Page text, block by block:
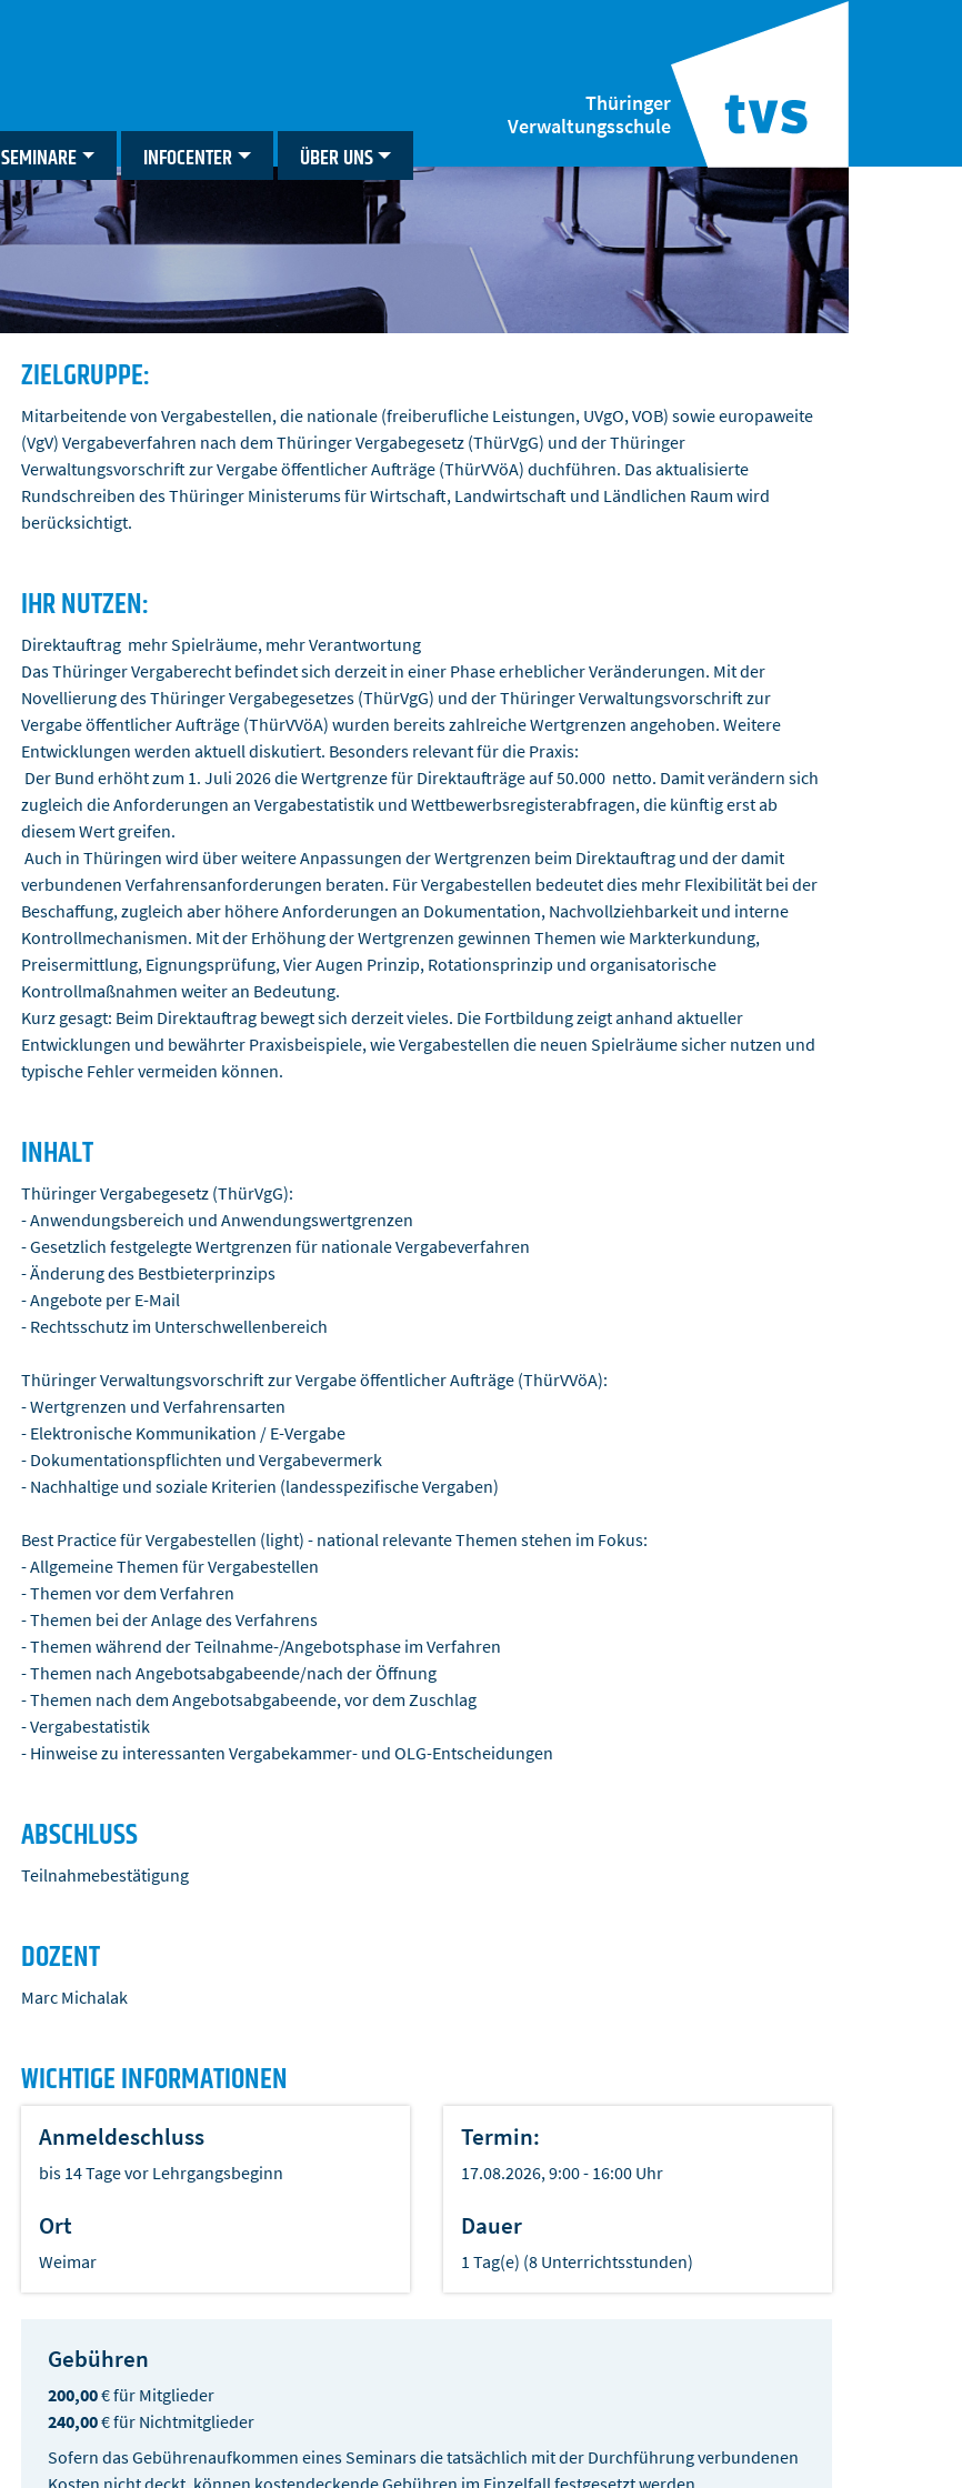
Thüringer
Verwaltungsschule
SEMINARE INFOCENTER ÜBER UNS
ZIELGRUPPE:
Mitarbeitende von Vergabestellen, die nationale (freiberufliche Leistungen, UVgO, VOB) sowie europaweite
(VgV) Vergabeverfahren nach dem Thüringer Vergabegesetz (ThürVgG) und der Thüringer
Verwaltungsvorschrift zur Vergabe öffentlicher Aufträge (ThürVVöA) duchführen. Das aktualisierte
Rundschreiben des Thüringer Ministerums für Wirtschaft, Landwirtschaft und Ländlichen Raum wird
berücksichtigt.
IHR NUTZEN:
Direktauftrag  mehr Spielräume, mehr Verantwortung
Das Thüringer Vergaberecht befindet sich derzeit in einer Phase erheblicher Veränderungen. Mit der
Novellierung des Thüringer Vergabegesetzes (ThürVgG) und der Thüringer Verwaltungsvorschrift zur
Vergabe öffentlicher Aufträge (ThürVVöA) wurden bereits zahlreiche Wertgrenzen angehoben. Weitere
Entwicklungen werden aktuell diskutiert. Besonders relevant für die Praxis:
 Der Bund erhöht zum 1. Juli 2026 die Wertgrenze für Direktaufträge auf 50.000  netto. Damit verändern sich
zugleich die Anforderungen an Vergabestatistik und Wettbewerbsregisterabfragen, die künftig erst ab
diesem Wert greifen.
 Auch in Thüringen wird über weitere Anpassungen der Wertgrenzen beim Direktauftrag und der damit
verbundenen Verfahrensanforderungen beraten. Für Vergabestellen bedeutet dies mehr Flexibilität bei der
Beschaffung, zugleich aber höhere Anforderungen an Dokumentation, Nachvollziehbarkeit und interne
Kontrollmechanismen. Mit der Erhöhung der Wertgrenzen gewinnen Themen wie Markterkundung,
Preisermittlung, Eignungsprüfung, Vier Augen Prinzip, Rotationsprinzip und organisatorische
Kontrollmaßnahmen weiter an Bedeutung.
Kurz gesagt: Beim Direktauftrag bewegt sich derzeit vieles. Die Fortbildung zeigt anhand aktueller
Entwicklungen und bewährter Praxisbeispiele, wie Vergabestellen die neuen Spielräume sicher nutzen und
typische Fehler vermeiden können.
INHALT
Thüringer Vergabegesetz (ThürVgG):
- Anwendungsbereich und Anwendungswertgrenzen
- Gesetzlich festgelegte Wertgrenzen für nationale Vergabeverfahren
- Änderung des Bestbieterprinzips
- Angebote per E-Mail
- Rechtsschutz im Unterschwellenbereich
Thüringer Verwaltungsvorschrift zur Vergabe öffentlicher Aufträge (ThürVVöA):
- Wertgrenzen und Verfahrensarten
- Elektronische Kommunikation / E-Vergabe
- Dokumentationspflichten und Vergabevermerk
- Nachhaltige und soziale Kriterien (landesspezifische Vergaben)
Best Practice für Vergabestellen (light) - national relevante Themen stehen im Fokus:
- Allgemeine Themen für Vergabestellen
- Themen vor dem Verfahren
- Themen bei der Anlage des Verfahrens
- Themen während der Teilnahme-/Angebotsphase im Verfahren
- Themen nach Angebotsabgabeende/nach der Öffnung
- Themen nach dem Angebotsabgabeende, vor dem Zuschlag
- Vergabestatistik
- Hinweise zu interessanten Vergabekammer- und OLG-Entscheidungen
ABSCHLUSS
Teilnahmebestätigung
DOZENT
Marc Michalak
WICHTIGE INFORMATIONEN
Anmeldeschluss
bis 14 Tage vor Lehrgangsbeginn
Ort
Weimar
Termin:
17.08.2026, 9:00 - 16:00 Uhr
Dauer
1 Tag(e) (8 Unterrichtsstunden)
Gebühren
200,00€ für Mitglieder
240,00€ für Nichtmitglieder
Sofern das Gebührenaufkommen eines Seminars die tatsächlich mit der Durchführung verbundenen
Kosten nicht deckt, können kostendeckende Gebühren im Einzelfall festgesetzt werden.